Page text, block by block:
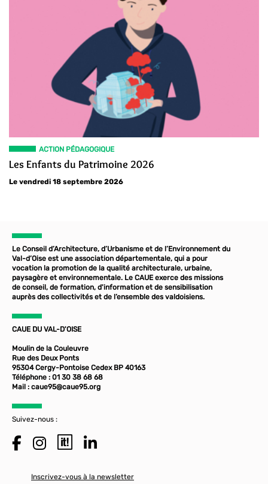
ACTION PÉDAGOGIQUE
Les Enfants du Patrimoine 2026
Le vendredi 18 septembre 2026
Le Conseil d’Architecture, d’Urbanisme et de l’Environnement du
Val-d’Oise est une association départementale, qui a pour
vocation la promotion de la qualité architecturale, urbaine,
paysagère et environnementale. Le CAUE exerce des missions
de conseil, de formation, d'information et de sensibilisation
auprès des collectivités et de l’ensemble des valdoisiens.
CAUE DU VAL-D'OISE
Moulin de la Couleuvre
Rue des Deux Ponts
95304 Cergy-Pontoise Cedex BP 40163
Téléphone : 01 30 38 68 68
Mail : caue95@caue95.org
Suivez-nous :
Inscrivez-vous à la newsletter